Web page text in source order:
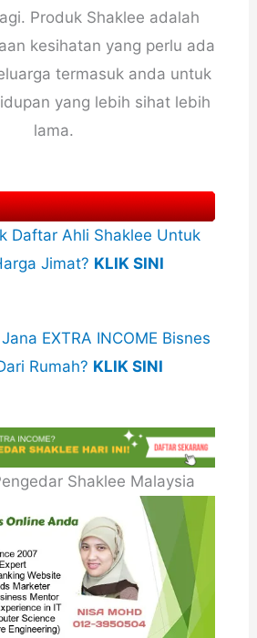
Produk Shaklee adalah
kesihatan yang perlu ada
termasuk anda untuk
yang lebih sihat lebih
lama.
Daftar Ahli Shaklee Untuk
Jimat? KLIK SINI
EXTRA INCOME Bisnes
Rumah? KLIK SINI
Shaklee Malaysia